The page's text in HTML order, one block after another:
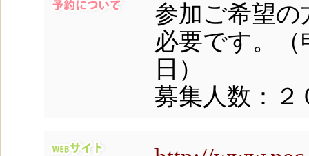
参加ご希望
必要です。（
日）
募集人数：２